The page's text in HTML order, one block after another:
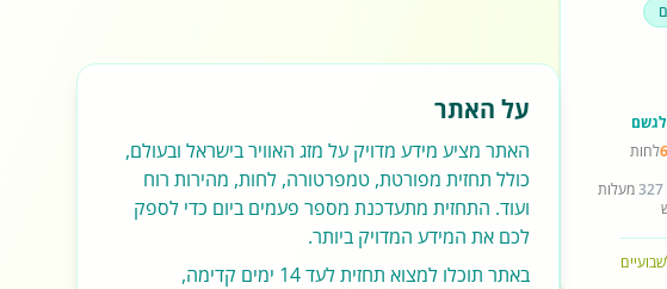
לגשם
לחות
327מעלות
על האתר
האתר מציע מידע מדויק על מזג האוויר בישראל ובעולם,
כולל תחזית מפורטת, טמפרטורה, לחות, מהירות רוח
ועוד. התחזית מתעדכנת מספר פעמים ביום כדי לספק
לכם את המידע המדויק ביותר.
באתר תוכלו למצוא תחזית לעד 14 ימים קדימה,